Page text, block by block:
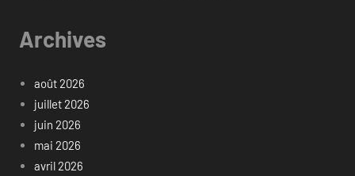
Archives
août 2026
juillet 2026
juin 2026
mai 2026
avril 2026